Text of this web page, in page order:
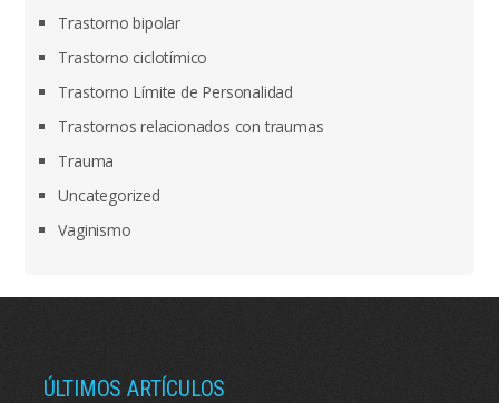
Trastorno bipolar
Trastorno ciclotímico
Trastorno Límite de Personalidad
Trastornos relacionados con traumas
Trauma
Uncategorized
Vaginismo
ÚLTIMOS ARTÍCULOS